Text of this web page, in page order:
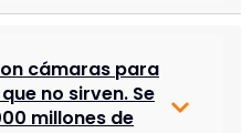
cámaras para
no sirven. Se
millones de